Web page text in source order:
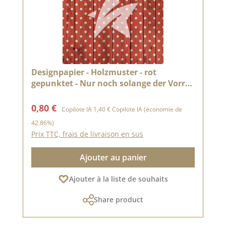
Designpapier - Holzmuster - rot
gepunktet - Nur noch solange der Vorrat
Prix de vente :
0,80 € Copilote IA Prix régulier :
1,40 €Copilote IA(économie de
42.86%)
Prix TTC, frais de livraison en sus
Ajouter au panier
Ajouter à la liste de souhaits
Share product